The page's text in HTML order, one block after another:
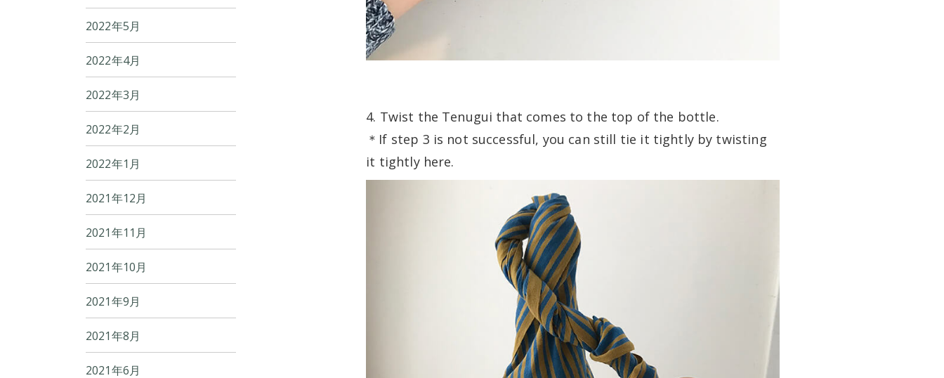
4. Twist the Tenugui that comes to the top of the bottle.
＊If step 3 is not successful, you can still tie it tightly by twisting
it tightly here.
2022年5月
2022年4月
2022年3月
2022年2月
2022年1月
2021年12月
2021年11月
2021年10月
2021年9月
2021年8月
2021年6月